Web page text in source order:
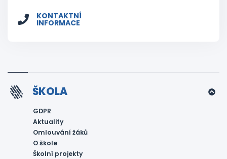
KONTAKTNÍ
INFORMACE
ŠKOLA
GDPR
Aktuality
Omlouvání žáků
O škole
Školní projekty